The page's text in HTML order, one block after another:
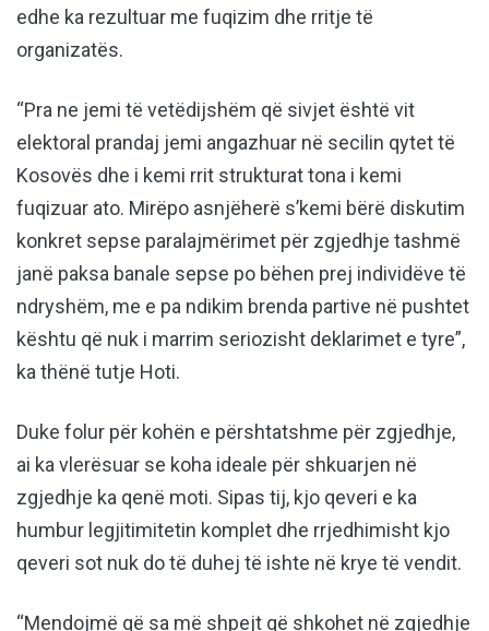
edhe ka rezultuar me fuqizim dhe rritje të
organizatës.
“Pra ne jemi të vetëdijshëm që sivjet është vit
elektoral prandaj jemi angazhuar në secilin qytet të
Kosovës dhe i kemi rrit strukturat tona i kemi
fuqizuar ato. Mirëpo asnjëherë s’kemi bërë diskutim
konkret sepse paralajmërimet për zgjedhje tashmë
janë paksa banale sepse po bëhen prej individëve të
ndryshëm, me e pa ndikim brenda partive në pushtet
kështu që nuk i marrim seriozisht deklarimet e tyre”,
ka thënë tutje Hoti.
Duke folur për kohën e përshtatshme për zgjedhje,
ai ka vlerësuar se koha ideale për shkuarjen në
zgjedhje ka qenë moti. Sipas tij, kjo qeveri e ka
humbur legjitimitetin komplet dhe rrjedhimisht kjo
qeveri sot nuk do të duhej të ishte në krye të vendit.
“Mendojmë që sa më shpejt që shkohet në zgjedhje